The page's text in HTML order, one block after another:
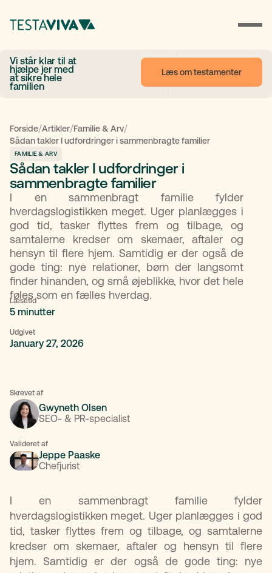
Vi står klar til at
hjælpe jer med
at sikre hele
familien
Læs om testamenter
Forside/Artikler/Familie & Arv/
Sådan takler I udfordringer i sammenbragte familier
FAMILIE & ARV
Sådan takler I udfordringer i
sammenbragte familier
I en sammenbragt familie fylder
hverdagslogistikken meget. Uger planlægges i
god tid, tasker flyttes frem og tilbage, og
samtalerne kredser om skemaer, aftaler og
hensyn til flere hjem. Samtidig er der også de
gode ting: nye relationer, børn der langsomt
finder hinanden, og små øjeblikke, hvor det hele
føles som en fælles hverdag.
Læsetid
5 minutter
Udgivet
January 27, 2026
Skrevet af
Gwyneth Olsen
SEO- & PR-specialist
Valideret af
Jeppe Paaske
Chefjurist
I en sammenbragt familie fylder
hverdagslogistikken meget. Uger planlægges i god
tid, tasker flyttes frem og tilbage, og samtalerne
kredser om skemaer, aftaler og hensyn til flere
hjem. Samtidig er der også de gode ting: nye